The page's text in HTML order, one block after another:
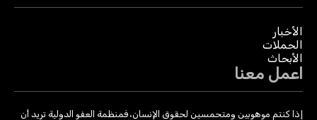
الأخبار
الحملات
الأبحاث
اعمل معنا
إذا كنتم موهوبين ومتحمسين لحقوق الإنسان، فمنظمة العفو الدولية تريد أن